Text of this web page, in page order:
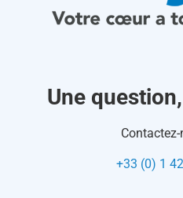
Une
+33 (0) 1